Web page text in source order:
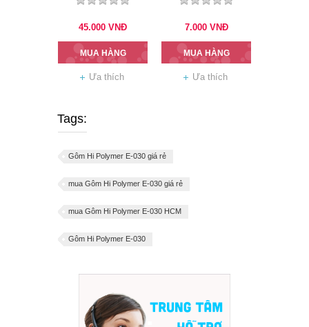
45.000 VNĐ
MUA HÀNG
Ưa thích
7.000 VNĐ
MUA HÀNG
Ưa thích
Tags:
Gôm Hi Polymer E-030 giá rẻ
mua Gôm Hi Polymer E-030 giá rẻ
mua Gôm Hi Polymer E-030 HCM
Gôm Hi Polymer E-030